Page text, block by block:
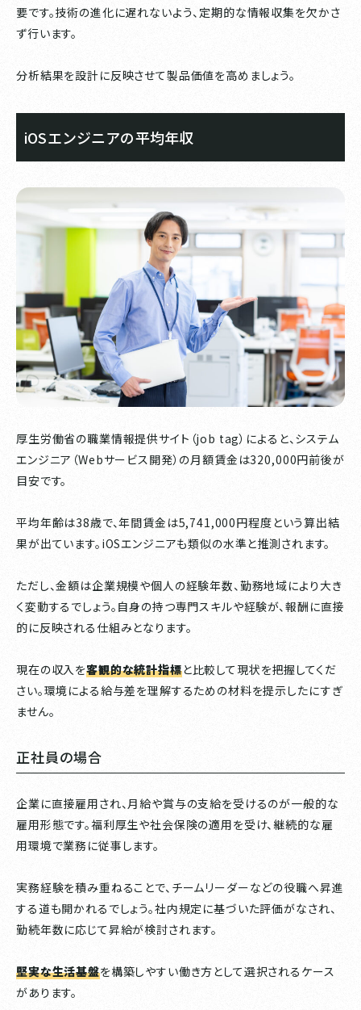
要です。技術の進化に遅れないよう、定期的な情報収集を欠かさ
ず行います。
分析結果を設計に反映させて製品価値を高めましょう。
iOSエンジニアの平均年収
厚生労働省の職業情報提供サイト（job tag）によると、システム
エンジニア（Webサービス開発）の月額賃金は320,000円前後が
目安です。
平均年齢は38歳で、年間賃金は5,741,000円程度という算出結
果が出ています。iOSエンジニアも類似の水準と推測されます。
ただし、金額は企業規模や個人の経験年数、勤務地域により大き
く変動するでしょう。自身の持つ専門スキルや経験が、報酬に直接
的に反映される仕組みとなります。
現在の収入を客観的な統計指標と比較して現状を把握してくだ
さい。環境による給与差を理解するための材料を提示したにすぎ
ません。
正社員の場合
企業に直接雇用され、月給や賞与の支給を受けるのが一般的な
雇用形態です。福利厚生や社会保険の適用を受け、継続的な雇
用環境で業務に従事します。
実務経験を積み重ねることで、チームリーダーなどの役職へ昇進
する道も開かれるでしょう。社内規定に基づいた評価がなされ、
勤続年数に応じて昇給が検討されます。
堅実な生活基盤を構築しやすい働き方として選択されるケース
があります。